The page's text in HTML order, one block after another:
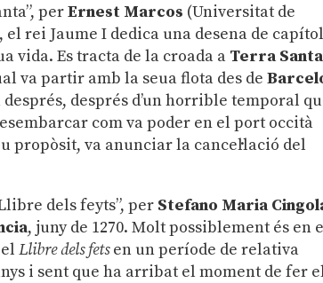
perErnest Marcos (Universitat de
, el rei Jaume I dedica una desena de
vida. Es tracta de la croada a Terra Santa
va partir amb la seua flota des de
després d’un horrible temporal
com va poder en el port occità
propòsit, va anunciar la cancel·lació del
dels feyts”, per Stefano Maria
, juny de 1270. Molt possiblement és en
elLlibre dels fetsen un període de relativa
i sent que ha arribat el moment de fer